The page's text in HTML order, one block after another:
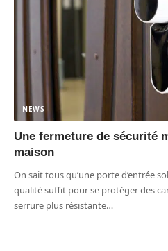
NEWS
Une fermeture de sécurité
maison
On sait tous qu’une porte d’entrée
qualité suffit pour se protéger des
serrure plus résistante…